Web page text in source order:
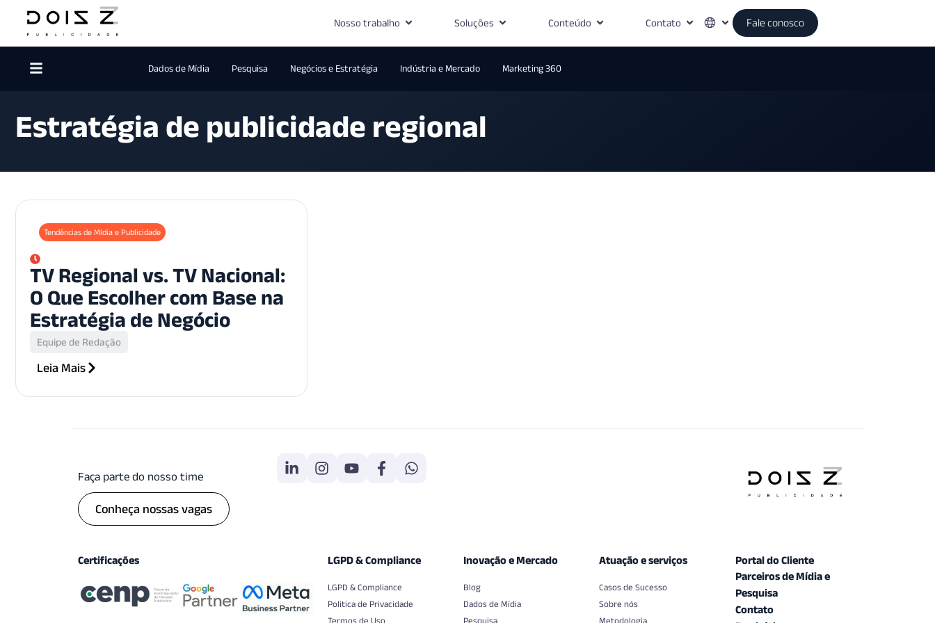
Nosso trabalho Soluções Conteúdo Contato Fale conosco
Dados de Mídia Pesquisa Negócios e Estratégia Indústria e Mercado Marketing 360
Estratégia de publicidade regional
Tendências de Mídia e Publicidade
TV Regional vs. TV Nacional:
O Que Escolher com Base na
Estratégia de Negócio
Equipe de Redação
Leia Mais
Faça parte do nosso time
Conheça nossas vagas
Certificações LGPD & Compliance
LGPD & Compliance
Politica de Privacidade
Termos de Uso
Inovação e Mercado
Blog
Dados de Mídia
Pesquisa
Atuação e serviços
Casos de Sucesso
Sobre nós
Metodologia
Portal do Cliente
Parceiros de Mídia e
Pesquisa
Contato